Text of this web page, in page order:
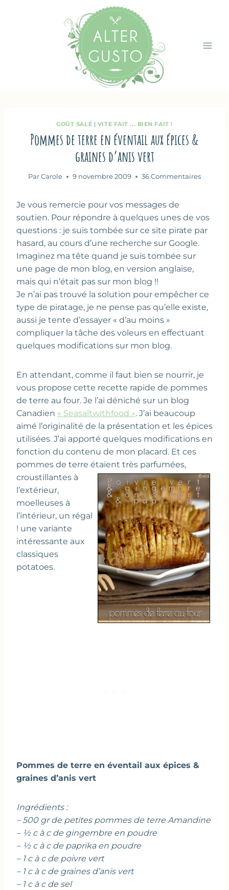
GOÛT SALÉ | VITE FAIT ... BIEN FAIT !
Pommes de terre en éventail aux épices &
graines d’anis vert
Par Carole 9 novembre 2009 36 Commentaires
Je vous remercie pour vos messages de
soutien. Pour répondre à quelques unes de vos
questions : je suis tombée sur ce site pirate par
hasard, au cours d’une recherche sur Google.
Imaginez ma tête quand je suis tombée sur
une page de mon blog, en version anglaise,
mais qui n’était pas sur mon blog !!
Je n’ai pas trouvé la solution pour empêcher ce
type de piratage, je ne pense pas qu’elle existe,
aussi je tente d’essayer « d’au moins »
compliquer la tâche des voleurs en effectuant
quelques modifications sur mon blog.
En attendant, comme il faut bien se nourrir, je
vous propose cette recette rapide de pommes
de terre au four. Je l’ai déniché sur un blog
Canadien « Seasaltwithfood ». J’ai beaucoup
aimé l’originalité de la présentation et les épices
utilisées. J’ai apporté quelques modifications en
fonction du contenu de mon placard. Et ces
pommes de terre étaient très parfumées,
croustillantes à
l’extérieur,
moelleuses à
l’intérieur, un régal
! une variante
intéressante aux
classiques
potatoes.
Pommes de terre en éventail aux épices &
graines d’anis vert
Ingrédients :
– 500 gr de petites pommes de terre Amandine
– ½ c à c de gingembre en poudre
– ½ c à c de paprika en poudre
– 1 c à c de poivre vert
– 1 c à c de graines d’anis vert
– 1 c à c de sel